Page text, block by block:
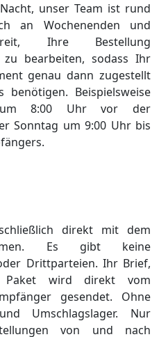
direkt mit dem
Es gibt keine
Drittparteien. Ihr Brief,
Paket wird direkt vom
gesendet. Ohne
Umschlagslager. Nur
von und nach
unser Team ist rund
an Wochenenden und
Ihre Bestellung
bearbeiten, sodass Ihr
genau dann zugestellt
Beispielsweise
um 8:00 Uhr vor der
Sonntag um 9:00 Uhr bis